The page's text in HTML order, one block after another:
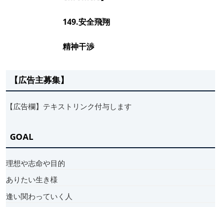
149.安全飛翔
精神干渉
【広告主募集】
【広告欄】テキストリンク付与します
GOAL
理想や志命や目的
ありたい生き様
逢い関わっていく人